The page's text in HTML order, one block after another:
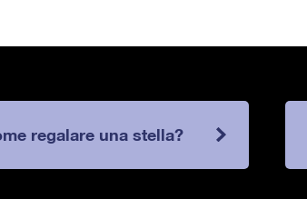
regalare una stella?